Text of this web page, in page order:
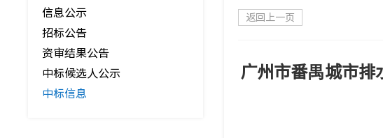
信息公示
招标公告
资审结果公告
中标候选人公示
中标信息
返回上一页
广州市番禺城市排